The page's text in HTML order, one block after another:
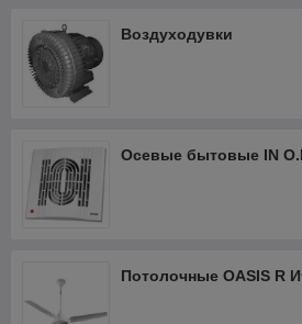
Воздуходувки
Осевые бытовые IN
Потолочные OASIS R